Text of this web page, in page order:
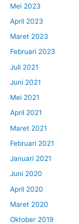
Mei 2023
April 2023
Maret 2023
Februari 2023
Juli 2021
Juni 2021
Mei 2021
April 2021
Maret 2021
Februari 2021
Januari 2021
Juni 2020
April 2020
Maret 2020
Oktober 2019